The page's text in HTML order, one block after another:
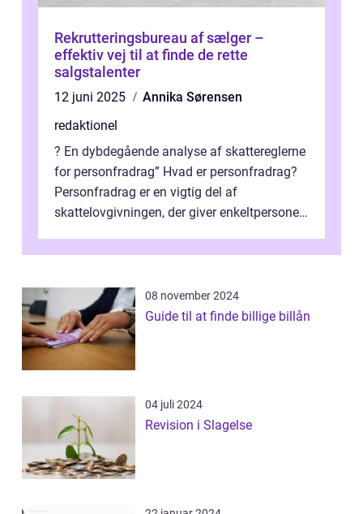
Rekrutteringsbureau af sælger –
effektiv vej til at finde de rette
salgstalenter
12 juni 2025
Annika Sørensen
redaktionel
? En dybdegående analyse af skattereglerne
for personfradrag” Hvad er personfradrag?
Personfradrag er en vigtig del af
skattelovgivningen, der giver enkeltpersoner
08 november 2024
Guide til at finde billige billån
04 juli 2024
Revision i Slagelse